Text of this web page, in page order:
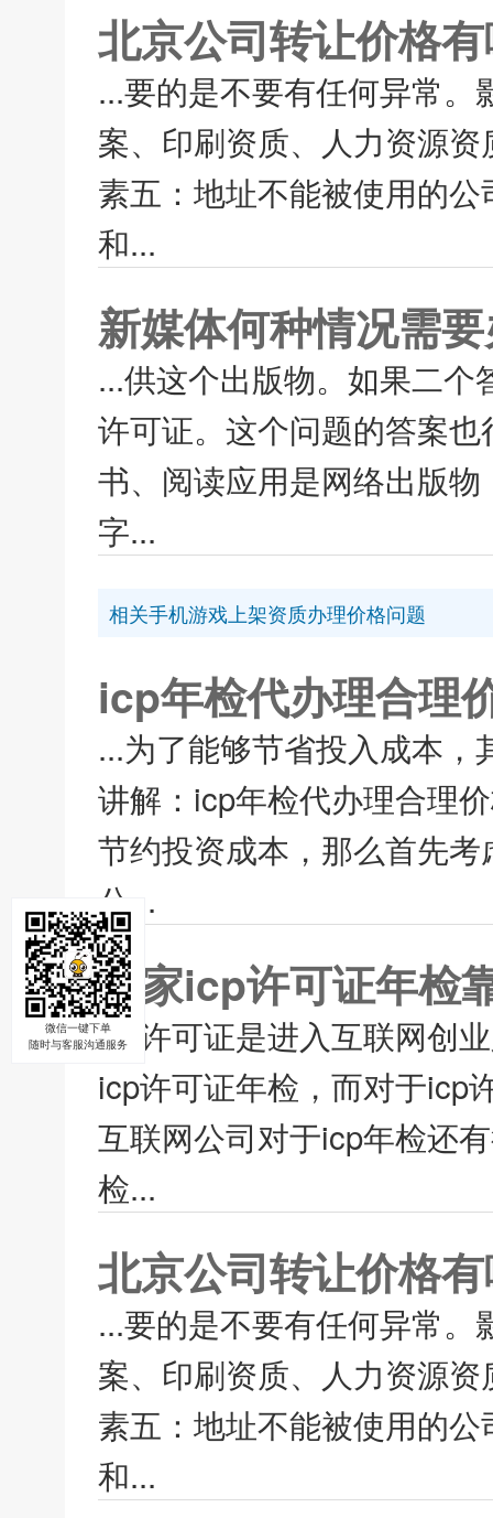
北京公司转让价格
...要的是不要有任何异常
案、印刷资质、人力资源
素五：地址不能被使用的
和...
新媒体何种情况需
...供这个出版物。如果二
许可证。这个问题的答案
书、阅读应用是网络出版
字...
相关手机游戏上架资质办理价格问题
icp年检代办理合理
...为了能够节省投入成本
讲解：icp年检代办理合理
节约投资成本，那么首先
公...
哪家icp许可证年检
icp许可证是进入互联网创
icp许可证年检，而对于icp
互联网公司对于icp年检还
检...
北京公司转让价格
...要的是不要有任何异常
案、印刷资质、人力资源
素五：地址不能被使用的
和...
微信一键下单
随时与客服沟通服务